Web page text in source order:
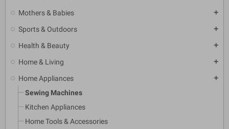
Mothers & Babies add
Sports & Outdoors add
Health & Beauty add
Home & Living add
Home Appliances add
Sewing Machines
Kitchen Appliances
Home Tools & Accessories